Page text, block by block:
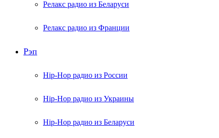
Релакс радио из Беларуси
Релакс радио из Франции
Рэп
Hip-Hop радио из России
Hip-Hop радио из Украины
Hip-Hop радио из Беларуси